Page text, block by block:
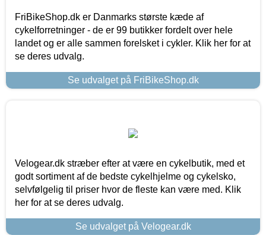
FriBikeShop.dk er Danmarks største kæde af
cykelforretninger - de er 99 butikker fordelt over hele
landet og er alle sammen forelsket i cykler. Klik her for at
se deres udvalg.
Se udvalget på FriBikeShop.dk
Velogear.dk stræber efter at være en cykelbutik, med et
godt sortiment af de bedste cykelhjelme og cykelsko,
selvfølgelig til priser hvor de fleste kan være med. Klik
her for at se deres udvalg.
Se udvalget på Velogear.dk